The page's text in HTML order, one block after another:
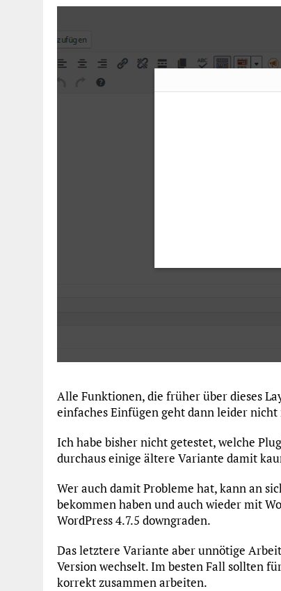
Alle Funktionen, die früher über dieses
einfaches Einfügen geht dann leider nicht
Ich habe bisher nicht getestet, welche
durchaus einige ältere Variante damit
Wer auch damit Probleme hat, kann an
bekommen haben und auch wieder mit
WordPress 4.7.5 downgraden.
Das letztere Variante aber unnötige
Version wechselt. Im besten Fall sollten
korrekt zusammen arbeiten.